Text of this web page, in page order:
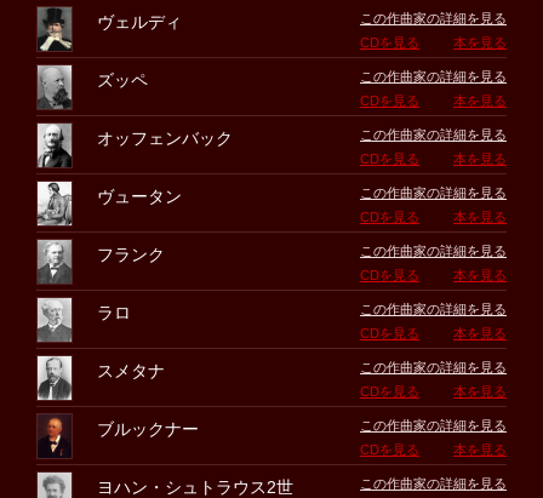
ヴェルディ
この作曲家の詳細を見る
CDを見る
本を見る
ズッペ
この作曲家の詳細を見る
CDを見る
本を見る
オッフェンバック
この作曲家の詳細を見る
CDを見る
本を見る
ヴュータン
この作曲家の詳細を見る
CDを見る
本を見る
フランク
この作曲家の詳細を見る
CDを見る
本を見る
ラロ
この作曲家の詳細を見る
CDを見る
本を見る
スメタナ
この作曲家の詳細を見る
CDを見る
本を見る
ブルックナー
この作曲家の詳細を見る
CDを見る
本を見る
ヨハン・シュトラウス2世
この作曲家の詳細を見る